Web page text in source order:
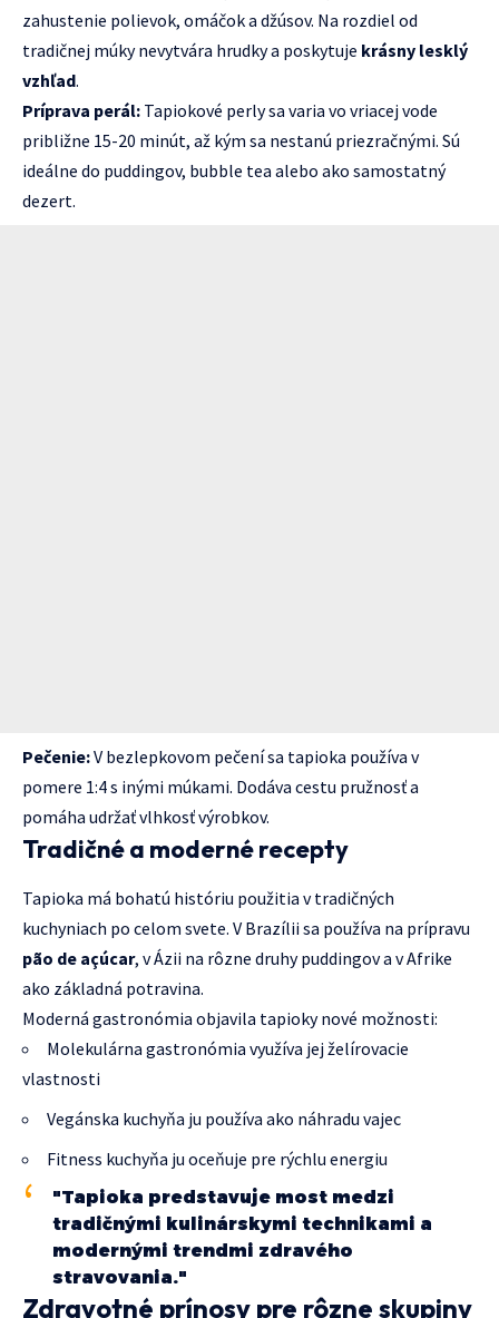
zahustenie polievok, omáčok a džúsov. Na rozdiel od
tradičnej múky nevytvára hrudky a poskytuje krásny lesklý
vzhľad.
Príprava perál: Tapiokové perly sa varia vo vriacej vode
približne 15-20 minút, až kým sa nestanú priezračnými. Sú
ideálne do puddingov, bubble tea alebo ako samostatný
dezert.
Pečenie:V bezlepkovom pečení sa tapioka používa v
pomere 1:4 s inými múkami. Dodáva cestu pružnosť a
pomáha udržať vlhkosť výrobkov.
Tradičné a moderné recepty
Tapioka má bohatú históriu použitia v tradičných
kuchyniach po celom svete. V Brazílii sa používa na prípravu
pão de açúcar, v Ázii na rôzne druhy puddingov a v Afrike
ako základná potravina.
Moderná gastronómia objavila tapioky nové možnosti:
Molekulárna gastronómia využíva jej želírovacie
vlastnosti
Vegánska kuchyňa ju používa ako náhradu vajec
Fitness kuchyňa ju oceňuje pre rýchlu energiu
"Tapioka predstavuje most medzi
tradičnými kulinárskymi technikami a
modernými trendmi zdravého
stravovania."
Zdravotné prínosy pre rôzne skupiny